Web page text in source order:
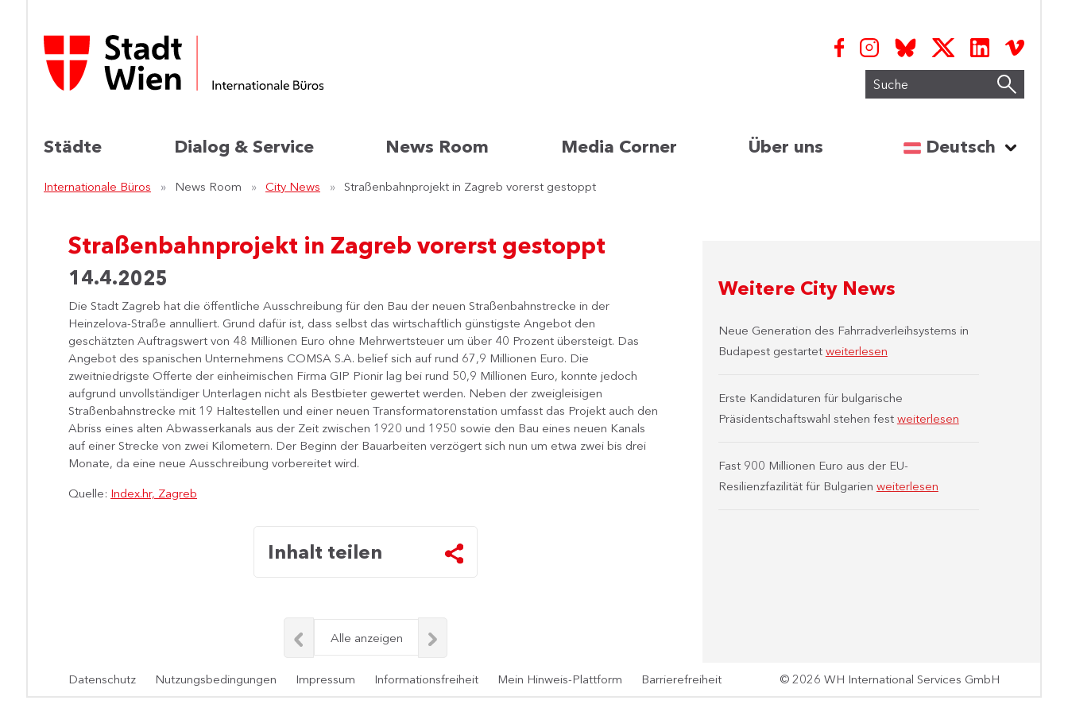
Suche
Städte Dialog & Service News Room Media Corner Über uns Sprache
Deutsch
Internationale Büros News Room City News Straßenbahnprojekt in Zagreb vorerst gestoppt
Straßenbahnprojekt in Zagreb vorerst gestoppt
14.4.2025
​Die Stadt Zagreb hat die öffentliche Ausschreibung für den Bau der neuen Straßenbahnstrecke in der
Heinzelova-Straße annulliert. Grund dafür ist, dass selbst das wirtschaftlich günstigste Angebot den
geschätzten Auftragswert von 48 Millionen Euro ohne Mehrwertsteuer um über 40 Prozent übersteigt. Das
Angebot des spanischen Unternehmens COMSA S.A. belief sich auf rund 67,9 Millionen Euro. Die
zweitniedrigste Offerte der einheimischen Firma GIP Pionir lag bei rund 50,9 Millionen Euro, konnte jedoch
aufgrund unvollständiger Unterlagen nicht als Bestbieter gewertet werden. Neben der zweigleisigen
Straßenbahnstrecke mit 19 Haltestellen und einer neuen Transformatorenstation umfasst das Projekt auch den
Abriss eines alten Abwasserkanals aus der Zeit zwischen 1920 und 1950 sowie den Bau eines neuen Kanals
auf einer Strecke von zwei Kilometern. Der Beginn der Bauarbeiten verzögert sich nun um etwa zwei bis drei
Monate, da eine neue Ausschreibung vorbereitet wird.​​
Quelle: Index.hr, Zagreb
Inhalt teilen
Alle anzeigen
Weitere City News
Neue Generation des Fahrradverleihsystems in
Budapest gestartet weiterlesen
Erste Kandidaturen für bulgarische
Präsidentschaftswahl stehen fest weiterlesen
Fast 900 Millionen Euro aus der EU-
Resilienzfazilität für Bulgarien weiterlesen
Datenschutz Nutzungsbedingungen Impressum Informationsfreiheit Mein Hinweis-Plattform Barrierefreiheit © 2026 WH International Services GmbH